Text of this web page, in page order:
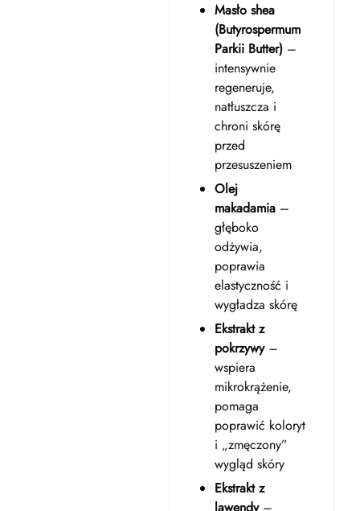
Masło shea
(Butyrospermum
Parkii Butter)–
intensywnie
regeneruje,
natłuszcza i
chroni skórę
przed
przesuszeniem
Olej
makadamia–
głęboko
odżywia,
poprawia
elastyczność i
wygładza skórę
Ekstrakt z
pokrzywy–
wspiera
mikrokrążenie,
pomaga
poprawić koloryt
i „zmęczony”
wygląd skóry
Ekstrakt z